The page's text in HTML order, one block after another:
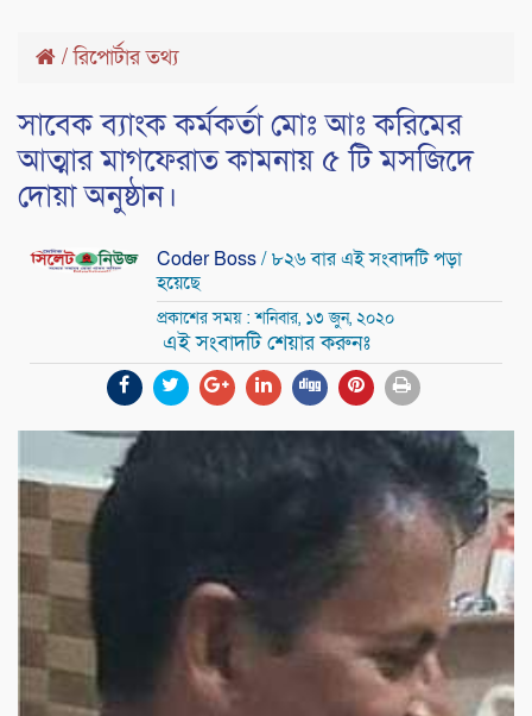
/রিপোর্টার তথ্য
সাবেক ব্যাংক কর্মকর্তা মোঃ আঃ করিমের
আত্মার মাগফেরাত কামনায় ৫ টি মসজিদে
দোয়া অনুষ্ঠান।
Coder Boss/ ৮২৬ বার এই সংবাদটি পড়া
হয়েছে
প্রকাশের সময় : শনিবার, ১৩ জুন, ২০২০
এই সংবাদটি শেয়ার করুনঃ